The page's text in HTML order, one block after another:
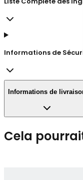
Informations de
Informations de
Cela